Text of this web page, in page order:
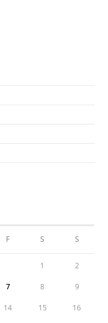
F S S
1 2
7 8 9
14 15 16